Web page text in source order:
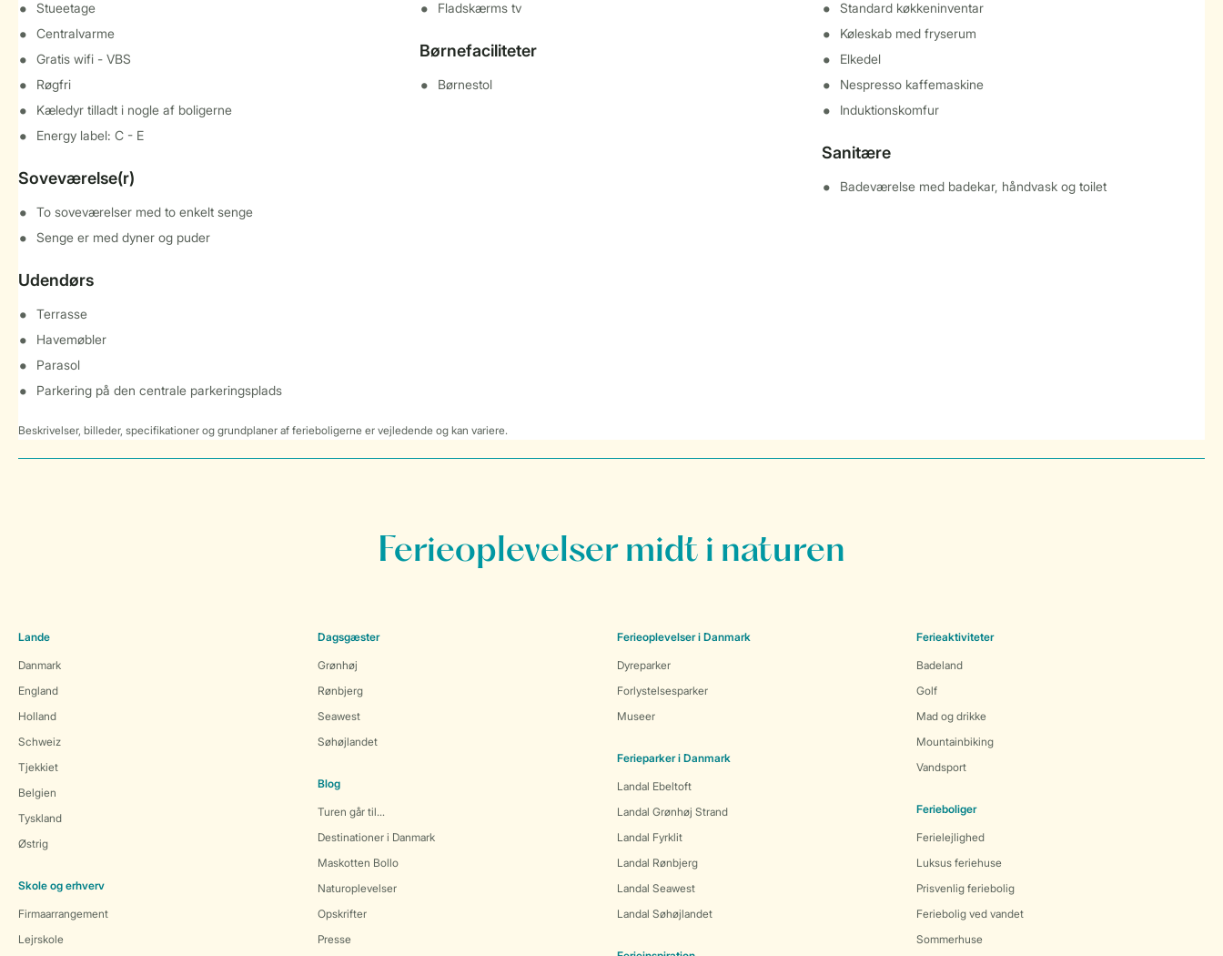
Stueetage
Centralvarme
Gratis wifi - VBS
Røgfri
Kæledyr tilladt i nogle af boligerne
Energy label: C - E
Soveværelse(r)
To soveværelser med to enkelt senge
Senge er med dyner og puder
Udendørs
Terrasse
Havemøbler
Parasol
Parkering på den centrale parkeringsplads
Fladskærms tv
Børnefaciliteter
Børnestol
Standard køkkeninventar
Køleskab med fryserum
Elkedel
Nespresso kaffemaskine
Induktionskomfur
Sanitære
Badeværelse med badekar, håndvask og toilet
Beskrivelser, billeder, specifikationer og grundplaner af ferieboligerne er vejledende og kan variere.
Ferieoplevelser midt i naturen
Lande
Danmark
England
Holland
Schweiz
Tjekkiet
Belgien
Tyskland
Østrig
Skole og erhverv
Firmaarrangement
Lejrskole
Dagsgæster
Grønhøj
Rønbjerg
Seawest
Søhøjlandet
Blog
Turen går til...
Destinationer i Danmark
Maskotten Bollo
Naturoplevelser
Opskrifter
Presse
Ferieoplevelser i Danmark
Dyreparker
Forlystelsesparker
Museer
Ferieparker i Danmark
Landal Ebeltoft
Landal Grønhøj Strand
Landal Fyrklit
Landal Rønbjerg
Landal Seawest
Landal Søhøjlandet
Ferieaktiviteter
Badeland
Golf
Mad og drikke
Mountainbiking
Vandsport
Ferieboliger
Ferielejlighed
Luksus feriehuse
Prisvenlig feriebolig
Feriebolig ved vandet
Sommerhuse